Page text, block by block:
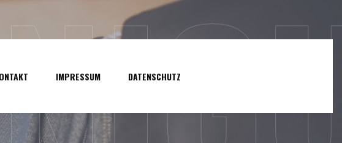
IMPRESSUM DATENSCHUTZ